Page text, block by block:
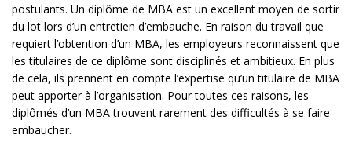
postulants. Un diplôme de MBA est un excellent moyen de sortir
du lot lors d’un entretien d’embauche. En raison du travail que
requiert l’obtention d’un MBA, les employeurs reconnaissent que
les titulaires de ce diplôme sont disciplinés et ambitieux. En plus
de cela, ils prennent en compte l’expertise qu’un titulaire de MBA
peut apporter à l’organisation. Pour toutes ces raisons, les
diplômés d’un MBA trouvent rarement des difficultés à se faire
embaucher.